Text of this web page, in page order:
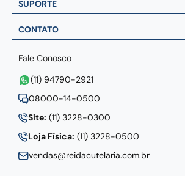
SUPORTE
CONTATO
Fale Conosco
(11) 94790-2921
08000-14-0500
Site: (11) 3228-0300
Loja Física: (11) 3228-0500
vendas@reidacutelaria.com.br